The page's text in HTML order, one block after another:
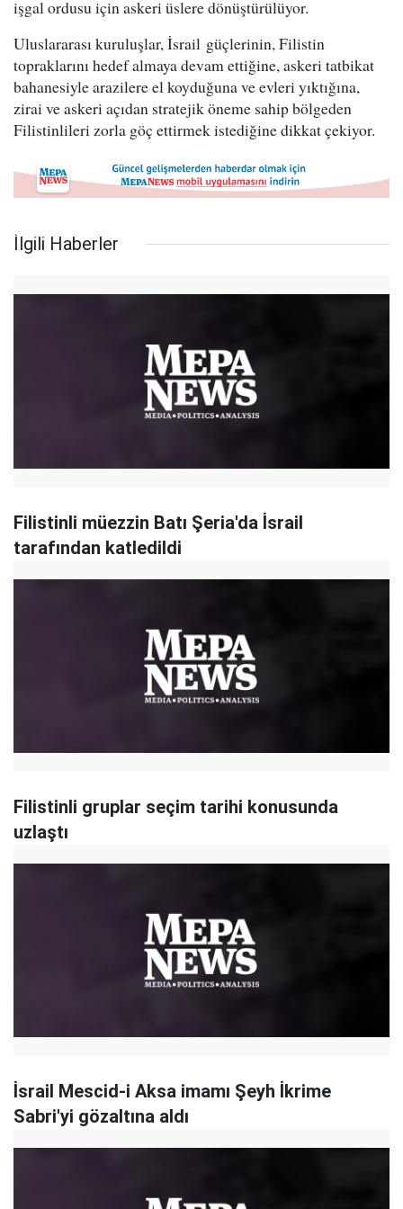
işgal ordusu için askeri üslere dönüştürülüyor.
Uluslararası kuruluşlar, İsrail güçlerinin, Filistin
topraklarını hedef almaya devam ettiğine, askeri tatbikat
bahanesiyle arazilere el koyduğuna ve evleri yıktığına,
zirai ve askeri açıdan stratejik öneme sahip bölgeden
Filistinlileri zorla göç ettirmek istediğine dikkat çekiyor.
İlgili Haberler
Filistinli müezzin Batı Şeria'da İsrail
tarafından katledildi
Filistinli gruplar seçim tarihi konusunda
uzlaştı
İsrail Mescid-i Aksa imamı Şeyh İkrime
Sabri'yi gözaltına aldı